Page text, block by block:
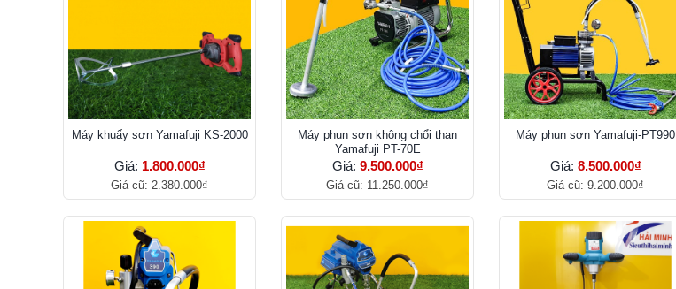
Máy khuấy sơn Yamafuji KS-2000
Giá: 1.800.000₫
Giá cũ: 2.380.000₫
Máy phun sơn không chổi than
Yamafuji PT-70E
Giá: 9.500.000₫
Giá cũ: 11.250.000₫
Máy phun sơn Yamafuji-PT990
Giá: 8.500.000₫
Giá cũ: 9.200.000₫